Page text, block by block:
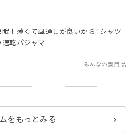
眠！薄くて風通しが良いからTシャツ
速乾パジャマ
みんなの愛用品
をもっとみる